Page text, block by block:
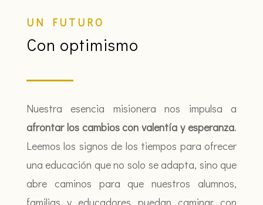
UN FUTURO
Con optimismo
Nuestra esencia misionera nos impulsa a
afrontar los cambios con valentía y esperanza.
Leemos los signos de los tiempos para ofrecer
una educación que no solo se adapta, sino que
abre caminos para que nuestros alumnos,